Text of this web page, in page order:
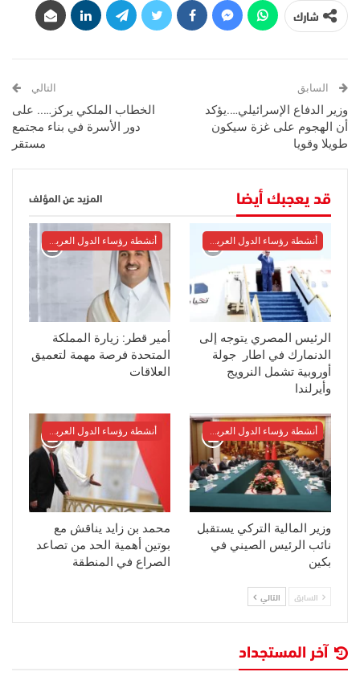
شارك
السابق
وزير الدفاع الإسرائيلي….يؤكد
أن الهجوم على غزة سيكون
طويلا وقويا
التالي
الخطاب الملكي يركز….. على
دور الأسرة في بناء مجتمع
مستقر
قد يعجبك أيضا المزيد عن المؤلف
الرئيس المصري يتوجه إلى
الدنمارك في اطار جولة
أوروبية تشمل النرويج
وأيرلندا
أمير قطر: زيارة المملكة
المتحدة فرصة مهمة لتعميق
العلاقات
أنشطة رؤساء الدول العربية والأوربية
وزير المالية التركي يستقبل
نائب الرئيس الصيني في
بكين
أنشطة رؤساء الدول العربية والأوربية
محمد بن زايد يناقش مع
بوتين أهمية الحد من تصاعد
الصراع في المنطقة
السابق التالي
آخر المستجداد